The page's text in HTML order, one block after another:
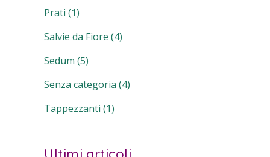
Prati (1)
Salvie da Fiore (4)
Sedum (5)
Senza categoria (4)
Tappezzanti (1)